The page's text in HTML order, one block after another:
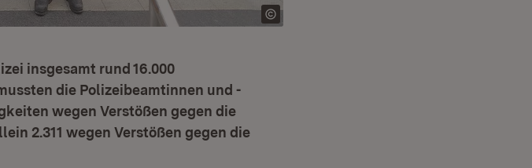
insgesamt rund 16.000
die Polizeibeamtinnen und -
wegen Verstößen gegen die
2.311 wegen Verstößen gegen die